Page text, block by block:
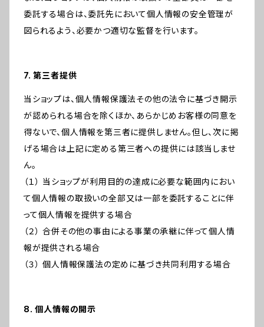
委託する場合は、委託先において個人情報の安全管理が
図られるよう、必要かつ適切な監督を行います。
7. 第三者提供
当ショップは、個人情報保護法その他の法令に基づき開示
が認められる場合を除くほか、あらかじめお客様の同意を
得ないで、個人情報を第三者に提供しません。但し、次に掲
げる場合は上記に定める第三者への提供には該当しませ
ん。
（１） 当ショップが利用目的の達成に必要な範囲内におい
て個人情報の取扱いの全部又は一部を委託することに伴
って個人情報を提供する場合
（２） 合併その他の事由による事業の承継に伴って個人情
報が提供される場合
（３） 個人情報保護法の定めに基づき共同利用する場合
8. 個人情報の開示